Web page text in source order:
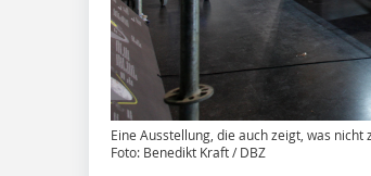
Eine Ausstellung, die auch zeigt, was
Foto: Benedikt Kraft / DBZ